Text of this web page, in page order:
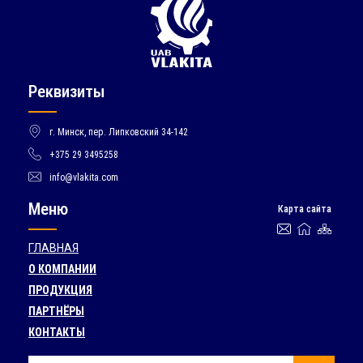
Реквизиты
г. Минск, пер. Липковский 34-142
+375 29 3495258
info@vlakita.com
Меню Карта сайта
ГЛАВНАЯ
О КОМПАНИИ
ПРОДУКЦИЯ
ПАРТНЁРЫ
КОНТАКТЫ